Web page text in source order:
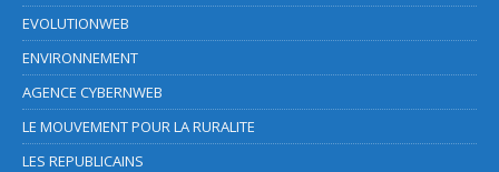
EVOLUTIONWEB
ENVIRONNEMENT
AGENCE CYBERNWEB
LE MOUVEMENT POUR LA RURALITE
LES REPUBLICAINS